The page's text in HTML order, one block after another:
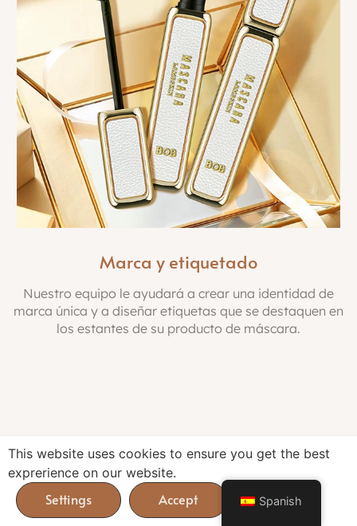
Marca y etiquetado
Nuestro equipo le ayudará a crear una identidad de
marca única y a diseñar etiquetas que se destaquen en
los estantes de su producto de máscara.
Spanish
This website uses cookies to ensure you get the best
exprerience on our website.